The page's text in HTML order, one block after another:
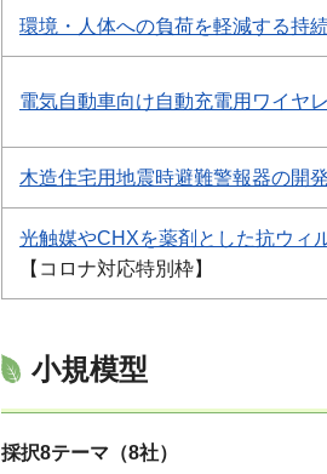
環境・人体への負荷を軽減する持
電気自動車向け自動充電用ワイヤ
木造住宅用地震時避難警報器の開
光触媒やCHXを薬剤とした抗ウィ
【コロナ対応特別枠】
小規模型
採択8テーマ（8社）